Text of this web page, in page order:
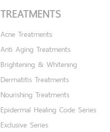
TREATMENTS
Acne Treatments
Anti Aging Treatments
Brightening & Whitening
Dermatitis Treatments
Nourishing Treatments
Epidermal Healing Code Series
Exclusive Series